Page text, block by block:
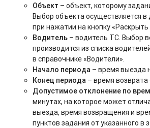
Объект – объект, которому
Выбор объекта осуществляется
при нажатии на кнопку
Водитель – водитель ТС. Выбор
производится из списка
в справочнике «Водители».
Начало периода – время выезда
Конец периода – время возврата
Допустимое отклонение по
минутах, на которое может
выезда, время возвращения и
пунктов задания от указанного в